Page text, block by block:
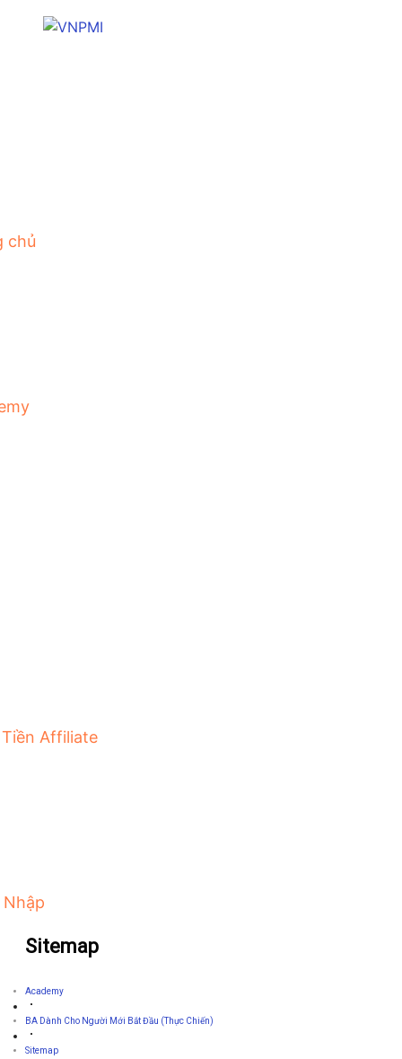
chủ
Affiliate
Sitemap
Academy
BA Dành Cho Người Mới Bắt Đầu (thực Chiến)
Sitemap